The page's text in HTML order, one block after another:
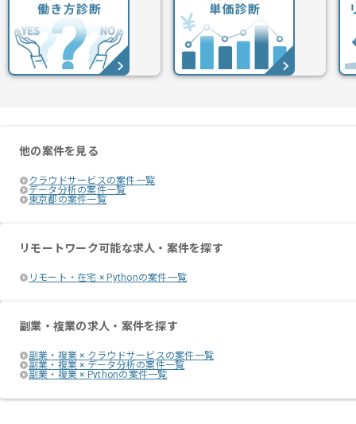
他の案件を見る
クラウドサービスの案件一覧
データ分析の案件一覧
東京都の案件一覧
リモートワーク可能な求人・案件を探す
リモート・在宅 × Pythonの案件一覧
副業・複業の求人・案件を探す
副業・複業 × クラウドサービスの案件一覧
副業・複業 × データ分析の案件一覧
副業・複業 × Pythonの案件一覧